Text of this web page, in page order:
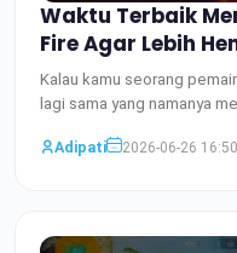
Waktu Terbaik
Fire Agar Lebih
Kalau kamu seorang
lagi sama yang namanya
Adipati
2026-06-26